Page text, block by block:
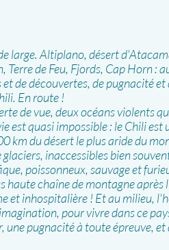
large. Altiplano, désert
Terre de Feu, Fjords, Cap Horn :
de découvertes, de pugnacité
En route !
de vue, deux océans violents
est quasi impossible : le Chili est
km du désert le plus aride du
inaccessibles bien
poissonneux, sauvage et
haute chaîne de montagne
et inhospitalière ! Et au milieu,
pour vivre dans ce
une pugnacité à toute épreuve, et